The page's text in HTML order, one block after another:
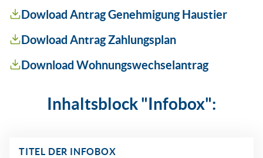
Dowload Antrag Genehmigung Haustier
Dowload Antrag Zahlungsplan
Download Wohnungswechselantrag
Inhaltsblock "Infobox":
TITEL DER INFOBOX